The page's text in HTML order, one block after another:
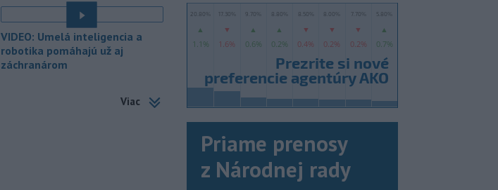
profesie. Účinným riešením na
prepojenie potrieb trhu práce s
pracovnou silou môže byť
rekvalifikácia.
západonílskou horúčkou po celej
VIDEO: Umelá inteligencia a
robotika pomáhajú už aj
záchranárom
Viac
Priame prenosy
z Národnej rady